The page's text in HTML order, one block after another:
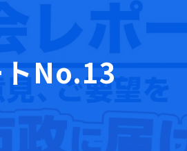
No.13